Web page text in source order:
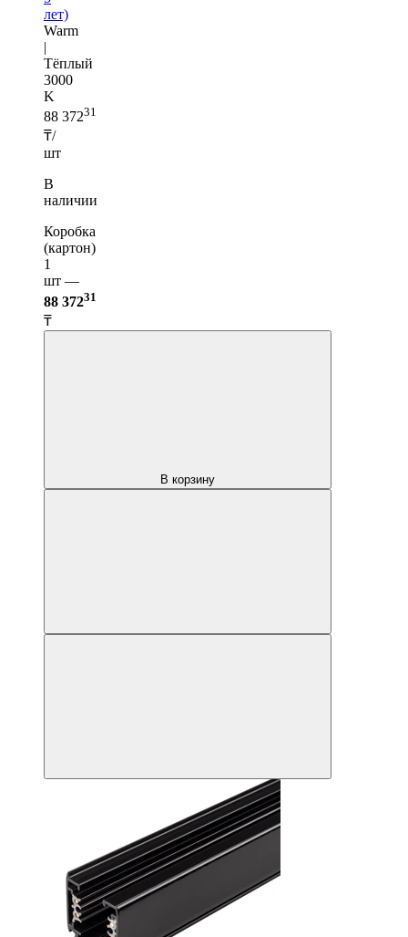
лет)
Warm
|
Тёплый
3000
K
88 37231
₸/
шт
В
наличии
Коробка
(картон)
1
шт —
88 37231
₸
В корзину